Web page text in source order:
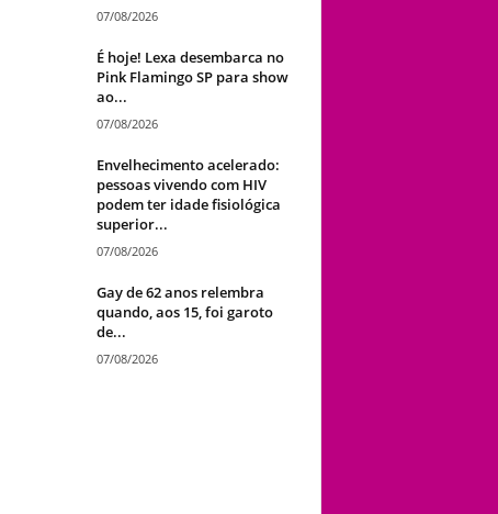
07/08/2026
É hoje! Lexa desembarca no
Pink Flamingo SP para show
ao...
07/08/2026
Envelhecimento acelerado:
pessoas vivendo com HIV
podem ter idade fisiológica
superior...
07/08/2026
Gay de 62 anos relembra
quando, aos 15, foi garoto
de...
07/08/2026